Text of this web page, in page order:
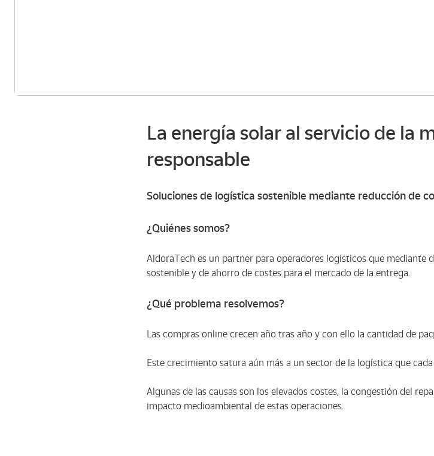
La energía solar al servicio de la
responsable
Soluciones de logística sostenible mediante reducción de
¿Quiénes somos?
AldoraTech es un partner para operadores logísticos que
sostenible y de ahorro de costes para el mercado de la entrega.
¿Qué problema resolvemos?
Las compras online crecen año tras año y con ello la cantidad de
Este crecimiento satura aún más a un sector de la logística que
Algunas de las causas son los elevados costes, la congestión del
impacto medioambiental de estas operaciones.